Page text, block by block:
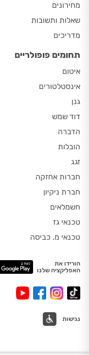
מחירונים
שאלות ותשובות
מדריכים
תחומים פופולריים
איטום
אינסטלטורים
גנן
דוד שמש
הדברה
הובלות
זגג
חברות אחזקה
חברת ניקיון
חשמלאים
טכנאי גז
טכנאי מ. כביסה
הורידו את
האפליקציה שלנו
נגישות